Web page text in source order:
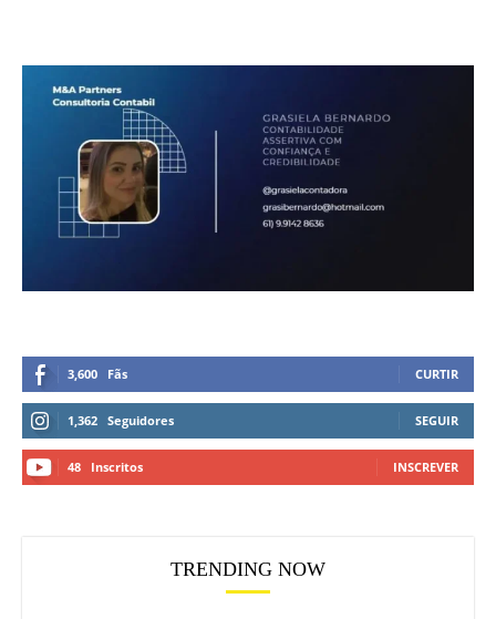
3,600 Fãs CURTIR
1,362 Seguidores SEGUIR
48 Inscritos INSCREVER
TRENDING NOW